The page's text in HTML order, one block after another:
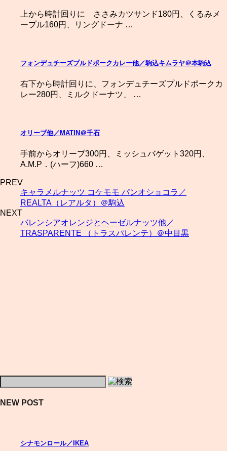
上から時計回りに ささみカツサンド180円、くるみメ
ープル160円、リングドーナ …
フォンデュチーズプルドポークカレー他／駒込キムラヤ＠本駒込
右下から時計回りに、フォンデュチーズプルドポークカ
レー280円、ミルクドーナツ、 …
オリーブ他／MATIN＠千石
手前からオリーブ300円、ミッシュバゲット320円、
A.M.P．(ハーフ)660 …
PREV
キャラメルナッツ コケモモ パンオショコラ／
REALTA（レアルタ）＠駒込
NEXT
バレンシアオレンジとヘーゼルナッツ他／
TRASPARENTE （トラスパレンテ）＠中目黒
NEW POST
シナモンロール／IKEA